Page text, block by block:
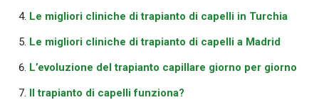
Le migliori cliniche di trapianto di capelli in Turchia
Le migliori cliniche di trapianto di capelli a Madrid
L’evoluzione del trapianto capillare giorno per giorno
Il trapianto di capelli funziona?